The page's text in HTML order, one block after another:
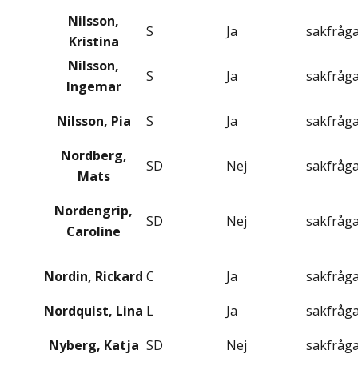
Nilsson,
Kristina
S Ja
Nilsson,
Ingemar
S Ja
Nilsson, Pia S Ja
Nordberg,
Mats
SD Nej
Nordengrip,
Caroline
SD Nej
Nordin, Rickard C Ja
Nordquist, Lina L Ja
Nyberg, Katja SD Nej